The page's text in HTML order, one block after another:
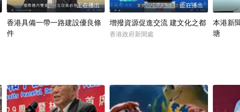
雙重疊加優勢，推動香港迎風馳騁，駿業宏開。 我祝願國家民和年豐、一馬
正在播出
香港具備一帶一路建設優良條
件
正在播出
增撥資源促進交流 建文化之都
香港政府新聞處
本港新
塘